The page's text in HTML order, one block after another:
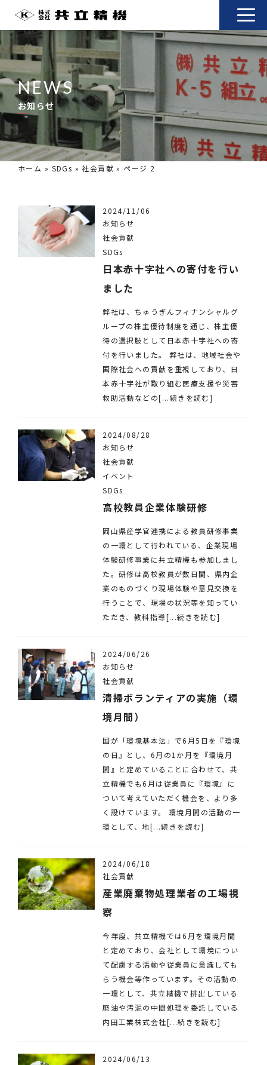
NEWS
お知らせ
ホーム » SDGs » 社会貢献 » ページ 2
2024/11/06
お知らせ
社会貢献
SDGs
日本赤十字社への寄付を行い
ました
弊社は、ちゅうぎんフィナンシャルグ
ループの株主優待制度を通じ、株主優
待の選択肢として日本赤十字社への寄
付を行いました。 弊社は、地域社会や
国際社会への貢献を重視しており、日
本赤十字社が取り組む医療支援や災害
救助活動などの[...続きを読む]
2024/08/28
お知らせ
社会貢献
イベント
SDGs
高校教員企業体験研修
岡山県産学官連携による教員研修事業
の一環として行われている、企業現場
体験研修事業に共立精機も参加しまし
た。研修は高校教員が数日間、県内企
業のものづくり現場体験や意見交換を
行うことで、現場の状況等を知ってい
ただき、教科指導[...続きを読む]
2024/06/26
お知らせ
社会貢献
清掃ボランティアの実施（環
境月間）
国が「環境基本法」で6月5日を『環境
の日』とし、6月の1か月を『環境月
間』と定めていることに合わせて、共
立精機でも6月は従業員に『環境』に
ついて考えていただく機会を、より多
く設けています。 環境月間の活動の一
環として、地[...続きを読む]
2024/06/18
社会貢献
産業廃棄物処理業者の工場視
察
今年度、共立精機では6月を環境月間
と定めており、会社として環境につい
て配慮する活動や従業員に意識しても
らう機会等作っています。その活動の
一環として、共立精機で排出している
廃油や汚泥の中間処理を委託している
内田工業株式会社[...続きを読む]
2024/06/13